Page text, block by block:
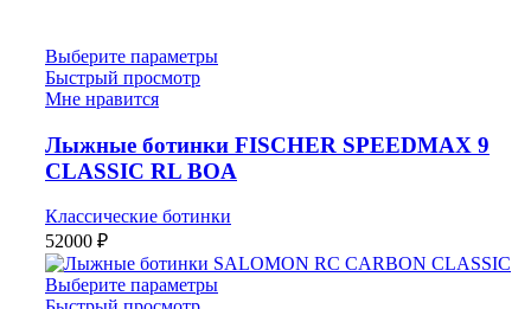
Выберите параметры
Быстрый просмотр
Мне нравится
Лыжные ботинки FISCHER SPEEDMAX 9
CLASSIC RL BOA
Классические ботинки
52000 ₽
Выберите параметры